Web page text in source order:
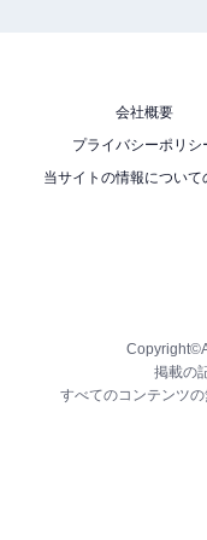
会社概要
プライバシーポリシ
当サイトの情報について
掲載の
すべてのコンテンツ